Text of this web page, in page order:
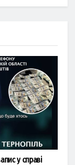
у справі